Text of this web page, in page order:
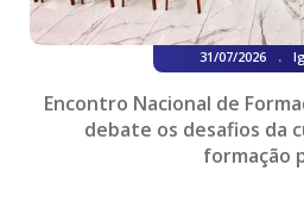
31/07/2026 .
Encontro Nacional de
debate os desafios da
formação